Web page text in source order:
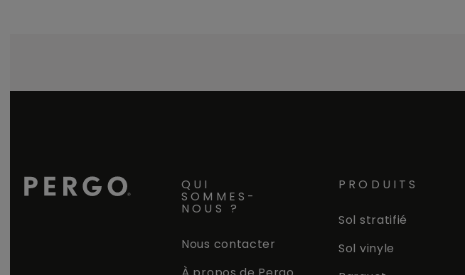
QUI
SOMMES-
NOUS ?
Nous contacter
PRODUITS
Sol stratifié
Sol vinyle